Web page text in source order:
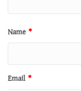
Name *
Email *